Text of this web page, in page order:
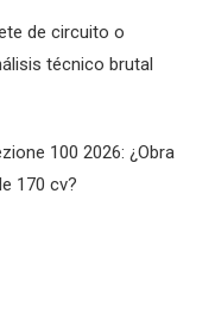
de circuito o
técnico brutal
100 2026: ¿Obra
170 cv?